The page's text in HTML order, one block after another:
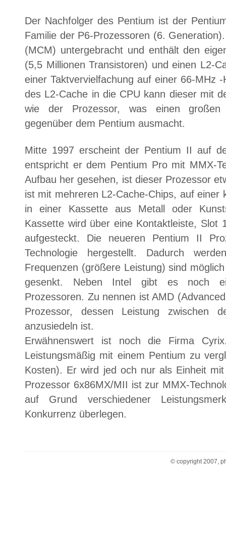
Der Nachfolger des Pentium ist der
Familie der P6-Prozessoren (6.
(MCM) untergebracht und enthält den
(5,5 Millionen Transistoren) und einen L2-
einer Taktvervielfachung auf einer 66-MHz
des L2-Cache in die CPU kann dieser mit
wie der Prozessor, was einen großen
gegenüber dem Pentium ausmacht.
Mitte 1997 erscheint der Pentium II auf
entspricht er dem Pentium Pro mit MMX-
Aufbau her gesehen, ist dieser Prozessor
ist mit mehreren L2-Cache-Chips, auf einer
in einer Kassette aus Metall oder
Kassette wird über eine Kontaktleiste, Slot
aufgesteckt. Die neueren Pentium II
Technologie hergestellt. Dadurch
Frequenzen (größere Leistung) sind
gesenkt. Neben Intel gibt es noch
Prozessoren. Zu nennen ist AMD
Prozessor, dessen Leistung zwischen
anzusiedeln ist.
Erwähnenswert ist noch die Firma
Leistungsmäßig mit einem Pentium zu
Kosten). Er wird jed och nur als Einheit
Prozessor 6x86MX/MII ist zur MMX-
auf Grund verschiedener
Konkurrenz überlegen.
© copyright 2007,